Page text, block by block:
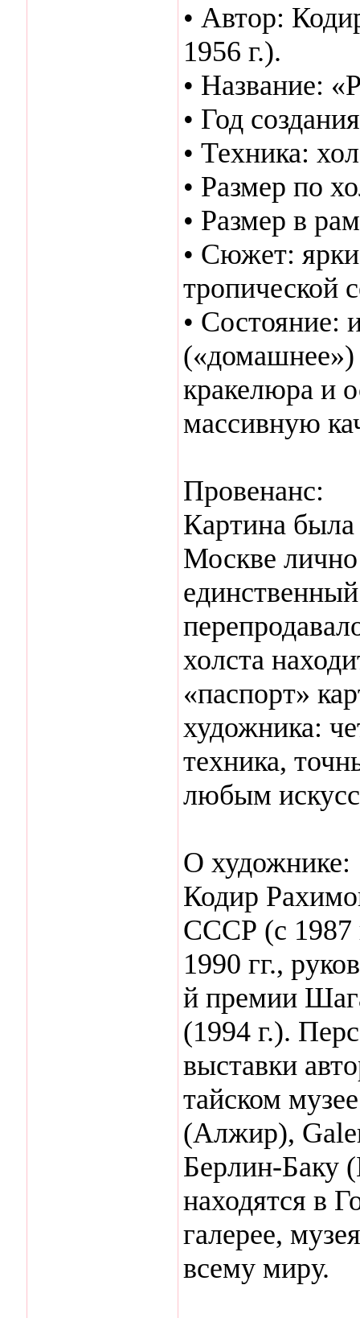
• Автор:
1956 г.).
• Название:
• Год
• Техника:
• Размер по
• Размер в
• Сюжет:
тропической
• Состояние:
(«домашнее»)
кракелюра и
массивную
Провенанс:
Картина была
Москве
холста
«паспорт»
художника:
техника,
любым
О художнике:
Кодир
СССР (с 1987
1990 гг.,
й премии
(1994 г.).
выставки
тайском
(Алжир),
Берлин-Баку
находятся в
галерее,
всему миру.